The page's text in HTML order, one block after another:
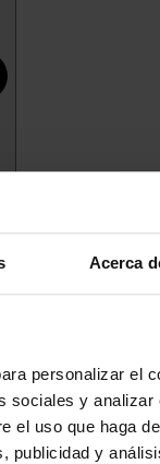
Acerca
personalizar el
sociales y analizar
el uso que haga
publicidad y